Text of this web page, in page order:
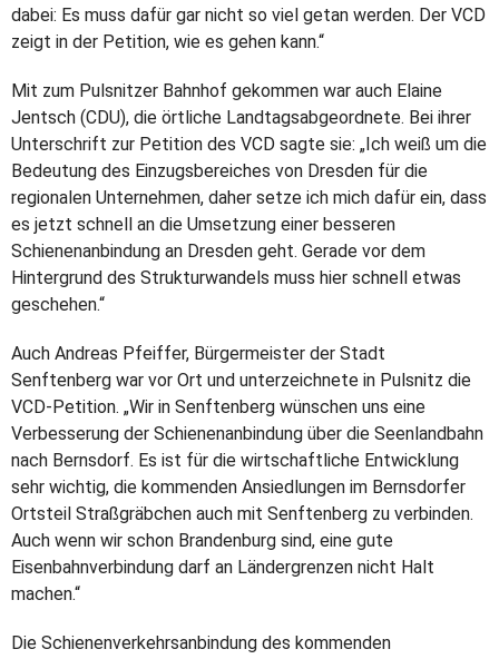
dabei: Es muss dafür gar nicht so viel getan werden. Der VCD
zeigt in der Petition, wie es gehen kann.“
Mit zum Pulsnitzer Bahnhof gekommen war auch Elaine
Jentsch (CDU), die örtliche Landtagsabgeordnete. Bei ihrer
Unterschrift zur Petition des VCD sagte sie: „Ich weiß um die
Bedeutung des Einzugsbereiches von Dresden für die
regionalen Unternehmen, daher setze ich mich dafür ein, dass
es jetzt schnell an die Umsetzung einer besseren
Schienenanbindung an Dresden geht. Gerade vor dem
Hintergrund des Strukturwandels muss hier schnell etwas
geschehen.“
Auch Andreas Pfeiffer, Bürgermeister der Stadt
Senftenberg war vor Ort und unterzeichnete in Pulsnitz die
VCD-Petition. „Wir in Senftenberg wünschen uns eine
Verbesserung der Schienenanbindung über die Seenlandbahn
nach Bernsdorf. Es ist für die wirtschaftliche Entwicklung
sehr wichtig, die kommenden Ansiedlungen im Bernsdorfer
Ortsteil Straßgräbchen auch mit Senftenberg zu verbinden.
Auch wenn wir schon Brandenburg sind, eine gute
Eisenbahnverbindung darf an Ländergrenzen nicht Halt
machen.“
Die Schienenverkehrsanbindung des kommenden